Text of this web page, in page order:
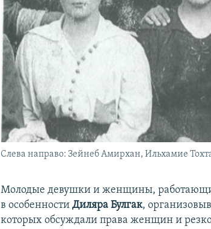
Слева направо: Зейнеб Амирхан, Ильхамие
Молодые девушки и женщины,
в особенностиДиляра Булгак,
которых обсуждали права женщин и